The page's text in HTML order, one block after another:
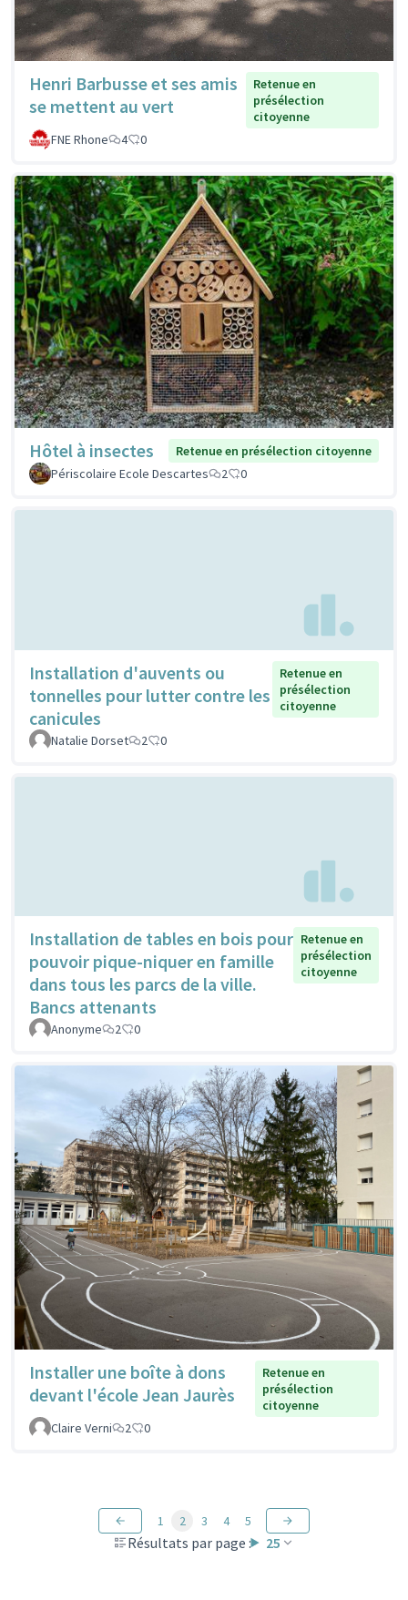
Henri Barbusse et ses amis
se mettent au vert
Retenue en
présélection
citoyenne
FNE Rhone
4 0
Hôtel à insectes
Retenue en présélection citoyenne
Périscolaire Ecole Descartes
2 0
Installation d'auvents ou
tonnelles pour lutter contre les
canicules
Retenue en
présélection
citoyenne
Natalie Dorset 2 0
Installation de tables en bois pour
pouvoir pique-niquer en famille
dans tous les parcs de la ville.
Bancs attenants
Retenue en
présélection
citoyenne
Anonyme 2 0
Installer une boîte à dons
devant l'école Jean Jaurès
Retenue en
présélection
citoyenne
Claire Verni
2 0
Résultats par page : 25
1 2 3 4 5